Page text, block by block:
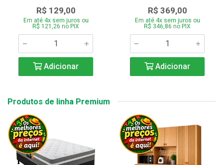
R$ 129,00
Em até 4x sem juros ou
R$ 121,26 no PIX
Adicionar
R$ 369,00
Em até 4x sem juros ou
R$ 346,86 no PIX
Adicionar
Produtos de linha Premium